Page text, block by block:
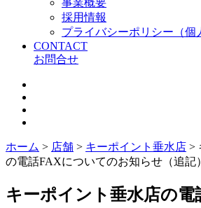
事業概要
採用情報
プライバシーポリシー（個
CONTACT
お問合せ
ホーム > 店舗 > キーポイント垂水店 >
の電話FAXについてのお知らせ（追記）
キーポイント垂水店の電